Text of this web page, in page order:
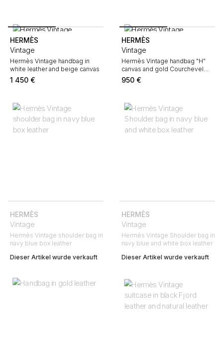
HERMÈS
Vintage
Hermès Vintage handbag in
white leather and beige canvas
1 450 €
HERMÈS
Vintage
Hermès Vintage handbag "H"
canvas and gold Courchevel
leather
950 €
HERMÈS
Vintage
Hermès Vintage shoulder bag in
navy blue box leather
Dieser Artikel wurde verkauft
HERMÈS
Vintage
Hermès Vintage Shoulder bag in
navy blue and white box leather
Dieser Artikel wurde verkauft